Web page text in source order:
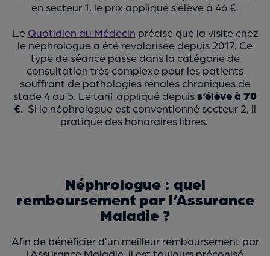
en secteur 1, le prix appliqué s’élève à 46 €.
Le Quotidien du Médecin précise que la visite chez
le néphrologue a été revalorisée depuis 2017. Ce
type de séance passe dans la catégorie de
consultation très complexe pour les patients
souffrant de pathologies rénales chroniques de
stade 4 ou 5. Le tarif appliqué depuiss’élève à 70
€ . Si le néphrologue est conventionné secteur 2, il
pratique des honoraires libres.
Néphrologue : quel
remboursement par l’Assurance
Maladie ?
Afin de bénéficier d’un meilleur remboursement par
l’Assurance Maladie, il est toujours préconisé